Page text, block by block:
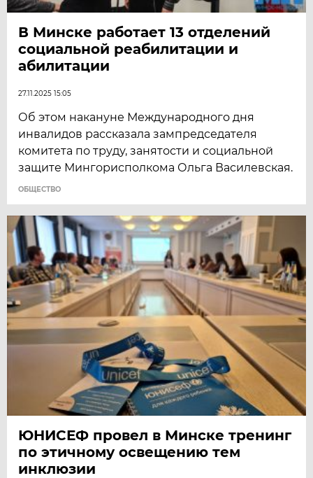
В Минске работает 13 отделений
социальной реабилитации и
абилитации
27.11.2025 15:05
Об этом накануне Международного дня
инвалидов рассказала зампредседателя
комитета по труду, занятости и социальной
защите Мингорисполкома Ольга Василевская.
ОБЩЕСТВО
ЮНИСЕФ провел в Минске тренинг
по этичному освещению тем
инклюзии